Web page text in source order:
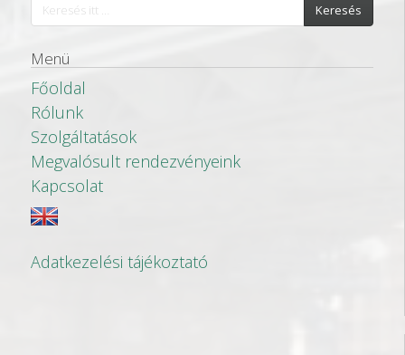
Keresés
Menü
Főoldal
Rólunk
Szolgáltatások
Megvalósult rendezvényeink
Kapcsolat
Adatkezelési tájékoztató